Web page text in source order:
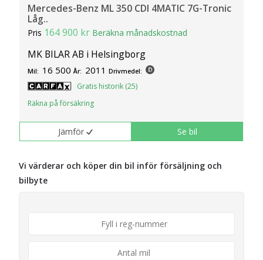
Mercedes-Benz ML 350 CDI 4MATIC 7G-Tronic
Låg..
Pris 164 900 kr Beräkna månadskostnad
MK BILAR AB i Helsingborg
Mil: 16 500 År: 2011 Drivmedel:
Gratis historik (25)
Räkna på försäkring
Jämför Se bil
Vi värderar och köper din bil inför försäljning och
bilbyte